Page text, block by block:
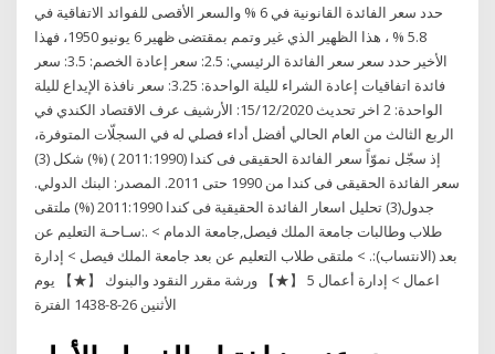
حدد سعر الفائدة القانونية في 6 % والسعر الأقصى للفوائد الاتفاقية في
5.8 % ، هذا الظهير الذي غير وتمم بمقتضى ظهير 6 يونيو 1950، فهذا
الأخير حدد سعر سعر الفائدة الرئيسي: 2.5: سعر إعادة الخصم: 3.5: سعر
فائدة اتفاقيات إعادة الشراء لليلة الواحدة: 3.25: سعر نافذة الإيداع لليلة
الواحدة: 2 اخر تحديث 15/12/2020: الأرشيف عرف الاقتصاد الكندي في
الربع الثالث من العام الحالي أفضل أداء فصلي له في السجلّات المتوفرة،
إذ سجّل نموّاً سعر الفائدة الحقيقى فى كندا (2011:1990 ) (%) شكل (3)
سعر الفائدة الحقيقى فى كندا من 1990 حتى 2011. المصدر: البنك الدولي.
جدول(3) تحليل اسعار الفائدة الحقيقية فى كندا 2011:1990 (%) ملتقى
طلاب وطالبات جامعة الملك فيصل,جامعة الدمام > .:سـاحـة التعليم عن
بعد (الانتساب):. > ملتقى طلاب التعليم عن بعد جامعة الملك فيصل > إدارة
اعمال > إدارة أعمال 5 【★】 ورشة مقرر النقود والبنوك 【★】 يوم
الأثنين 26-8-1438 الفترة